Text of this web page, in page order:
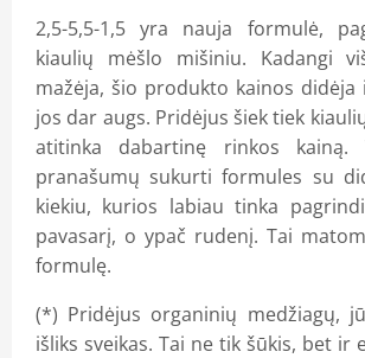
2,5-5,5-1,5 yra nauja formulė,
kiaulių mėšlo mišiniu. Kadangi
mažėja, šio produkto kainos didėja
jos dar augs. Pridėjus šiek tiek
atitinka dabartinę rinkos
pranašumų sukurti formules su
kiekiu, kurios labiau tinka
pavasarį, o ypač rudenį. Tai
formulę.
(*) Pridėjus organinių medžiagų,
išliks sveikas. Tai ne tik šūkis, bet ir